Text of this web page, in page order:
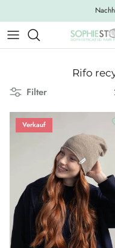
Rifo
Filter
Verkauf